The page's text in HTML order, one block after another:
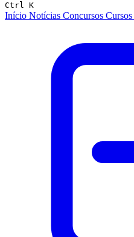
Ctrl K
Início Notícias Concursos Cursos